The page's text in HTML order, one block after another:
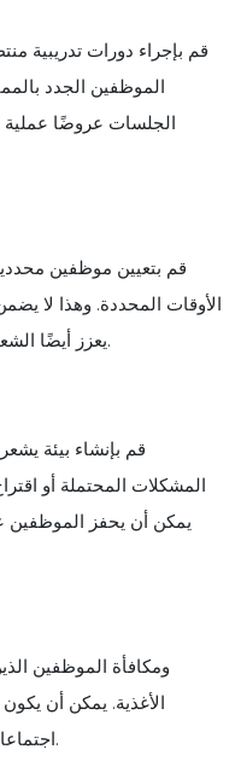
قم بإجراء دورات تدريبية
الموظفين الجدد
الجلسات عروضًا
قم بتعيين موظفين
الأوقات المحددة. وهذا لا
يعزز أيضًا الشعور بالملكية والمسؤولية بين الموظفين.
قم بإنشاء بيئة
المشكلات المحتملة أو
يمكن أن يحفز الموظفين
ومكافأة الموظفين
الأغذية. يمكن أن
اجتماعات الفريق أو أنظمة المكافآت الرسمية.